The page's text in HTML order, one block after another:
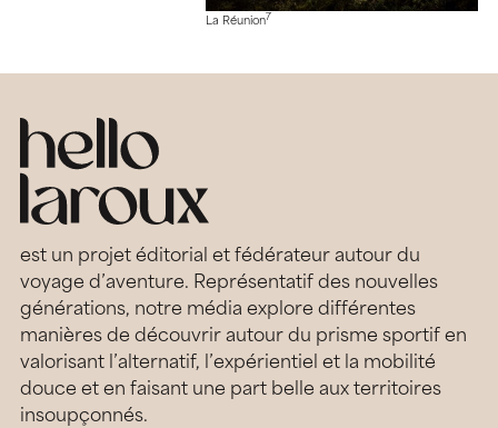
La Réunion7
est un projet éditorial et fédérateur autour du
voyage d’aventure. Représentatif des nouvelles
générations, notre média explore différentes
manières de découvrir autour du prisme sportif en
valorisant l’alternatif, l’expérientiel et la mobilité
douce et en faisant une part belle aux territoires
insoupçonnés.